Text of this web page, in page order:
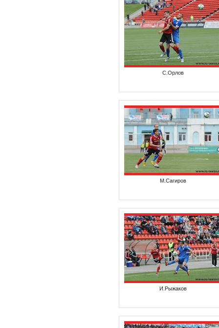
С.Орлов
М.Сагиров
И.Рыжаков